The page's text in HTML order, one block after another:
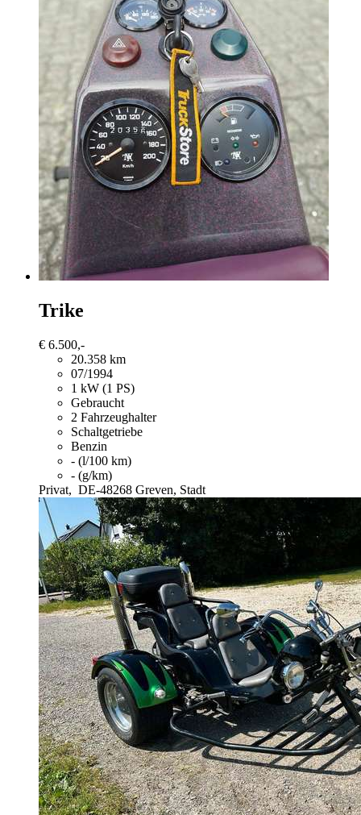
Trike
€ 6.500,-
20.358 km
07/1994
1 kW (1 PS)
Gebraucht
2 Fahrzeughalter
Schaltgetriebe
Benzin
- (l/100 km)
- (g/km)
Privat, DE-48268 Greven, Stadt